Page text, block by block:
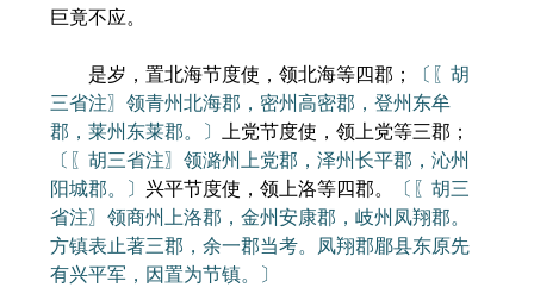
巨竟不应。
是岁，置北海节度使，领北海等四郡；
〔〖胡
三省注〗领青州北海郡，密州高密郡，登州东牟
郡，莱州东莱郡。〕
上党节度使，领上党等三郡；
〔〖胡三省注〗领潞州上党郡，泽州长平郡，沁州
阳城郡。〕 兴平节度使，领上洛等四郡。
〔〖胡三
省注〗领商州上洛郡，金州安康郡，岐州凤翔郡。
方镇表止著三郡，余一郡当考。凤翔郡郿县东原先
有兴平军，因置为节镇。〕